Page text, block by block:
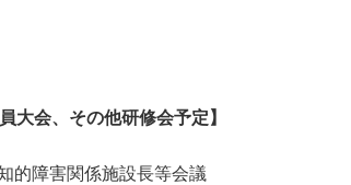
大会、その他研修会予定】
的障害関係施設長等会議